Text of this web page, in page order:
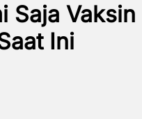
Saja Vaksin
Ini